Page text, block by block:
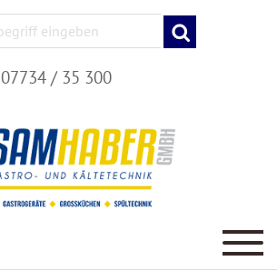
07734 / 35 300